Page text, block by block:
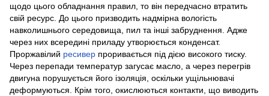
щодо цього обладнання правил, то він передчасно втратить
свій ресурс. До цього призводить надмірна вологість
навколишнього середовища, пил та інші забруднення. Адже
через них всередині приладу утворюється конденсат.
Проржавілий ресивер проривається під дією високого тиску.
Через перепади температур загусає масло, а через перегрів
двигуна порушується його ізоляція, оскільки ущільнювачі
деформуються. Крім того, окислюються контакти, що виводить